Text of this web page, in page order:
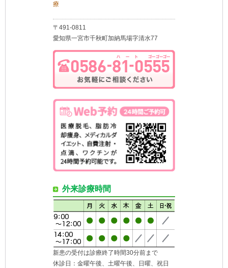
療
〒491-0811
愛知県一宮市千秋町加納馬場字清水77
外来診療時間
新患の受付は診療終了時間30分前まで
休診日：金曜午後、土曜午後、日曜、祝日